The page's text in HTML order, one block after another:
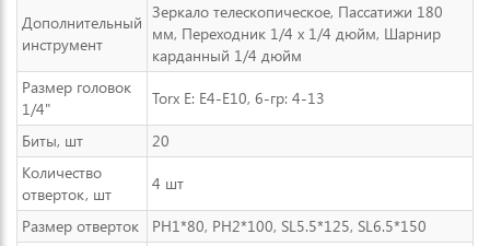
Дополнительный
инструмент
Зеркало телескопическое, Пассатижи 180
мм, Переходник 1/4 х 1/4 дюйм, Шарнир
карданный 1/4 дюйм
Размер головок
1/4"
Torx E: E4-E10, 6-гр: 4-13
Биты, шт
20
Количество
отверток, шт
4 шт
Размер отверток
PH1*80, PH2*100, SL5.5*125, SL6.5*150